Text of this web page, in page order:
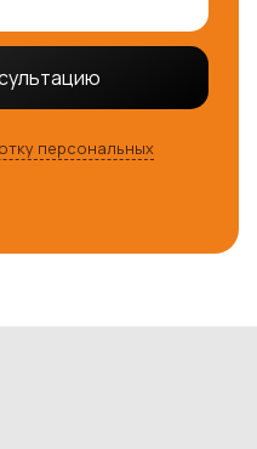
персональных